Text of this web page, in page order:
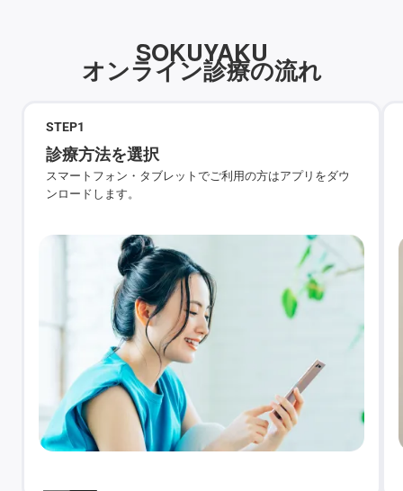
SOKUYAKU
オンライン診療の流れ
STEP1
診療方法を選択
スマートフォン・タブレットでご利用の方はアプリをダウ
ンロードします。